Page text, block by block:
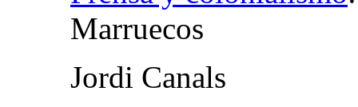
Marruecos
Jordi Canals